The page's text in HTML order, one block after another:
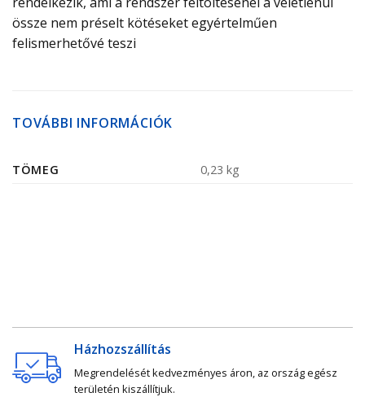
össze nem préselt kötéseket egyértelműen
felismerhetővé teszi
TOVÁBBI INFORMÁCIÓK
TÖMEG 0,23 kg
Házhozszállítás
Megrendelését kedvezményes áron, az ország egész
területén kiszállítjuk.